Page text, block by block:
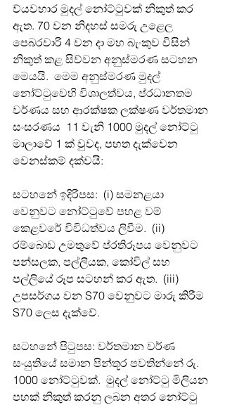
ව්යවහාර මුදල් නෝට්ටුවක් නිකුත් කර
ඇත. 70 වන නිදහස් සමරු උළෙල
පෙබරවාරි 4 වන දා මහ බැංකුව විසින්
නිකුත් කළ සිව්වන අනුස්මරණ සටහන
මෙයයි.  මෙම අනුස්මරණ මුදල්
නෝට්ටුවෙහි විශාලත්වය, ප්රධානතම
වර්ණය සහ ආරක්ෂක ලක්ෂණ වර්තමාන
සංසරණය  11 වැනි 1000 මුදල් නෝට්ටු
මාලාවේ 1 ක් වුවද, පහත දැක්වෙන
වෙනස්කම් දක්වයි:
සටහනේ ඉදිරිපස:  (i) සමනළයා
වෙනුවට නෝට්ටුවේ පහළ වම්
කෙළවරේ විවිධත්වය ලිවීම.  (ii)
රම්බොඩ උමතුවේ ප්රතිරූපය වෙනුවට
පන්සලක, පල්ලියක, කෝවිල් සහ
පල්ලියේ රූප සටහන් කර ඇත.  (iii)
උපසර්ගය වන S70 වෙනුවට මාරු කිරීම
S70 ලෙස දැක්වේ.
සටහනේ පිටුපස: වර්තමාන වර්ණ
සංයුතියේ සමාන පින්තූර පවතින්නේ රු.
1000 නෝට්ටුවක්.  මුදල් නෝට්ටු මිලියන
පහක් නිකුත් කරනු ලබන අතර නෝට්ටු